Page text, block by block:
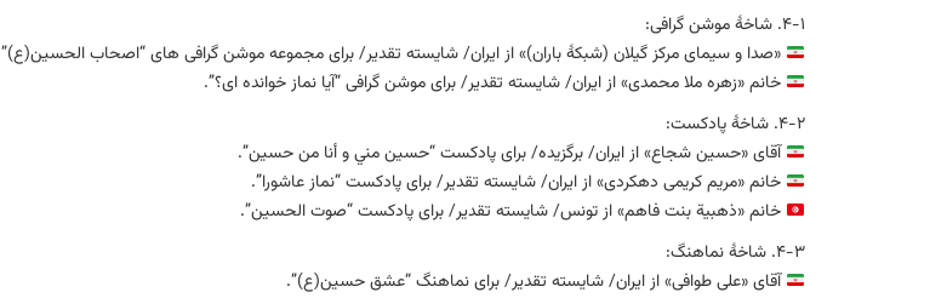
۴-۱. شاخهٔ موشن گرافی:
«صدا و سیمای مرکز گیلان (شبکهٔ باران)» از ایران/ شایسته تقدیر/ برای مجموعه موشن‏ گرافی ‏های “اصحاب الحسین(ع)”
خانم «زهره ملا محمدی» از ایران/ شایسته تقدیر/ برای موشن ‏گرافی “آیا نماز خوانده‏ ای؟”.
۴-۲. شاخهٔ پادکست:
آقای «حسین شجاع» از ایران/ برگزیده/ برای پادکست “حسین مني و أنا من حسین”.
خانم «مریم کریمی دهکردی» از ایران/ شایسته تقدیر/ برای پادکست “نماز عاشورا”.
خانم «ذهبیة بنت فاهم» از تونس/ شایسته تقدیر/ برای پادکست “صوت الحسین”.
۴-۳. شاخهٔ نماهنگ:
آقای «علی طوافی» از ایران/ شایسته تقدیر/ برای نماهنگ “عشق حسین(ع)”.